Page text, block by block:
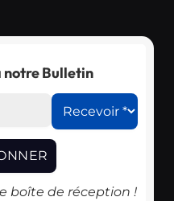
notre Bulletin
boîte de réception !